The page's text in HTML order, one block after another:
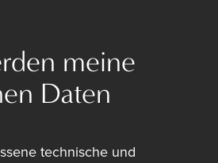
meine
Daten
technische und